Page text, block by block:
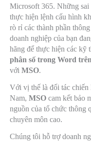
Microsoft 365. Những sai
thực hiện lệnh cấu hình
rò rỉ các thành phần
doanh nghiệp của bạn
hãng để thực hiện các kỹ
phân số trong Word
với MSO.
Với vị thế là đối tác
Nam, MSO cam kết bảo
nguồn của tổ chức thông
chuyên môn cao.
Chúng tôi hỗ trợ doanh